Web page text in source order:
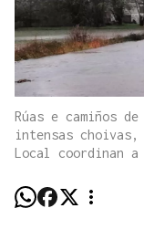
Rúas e camiños
intensas
Local coordinan a